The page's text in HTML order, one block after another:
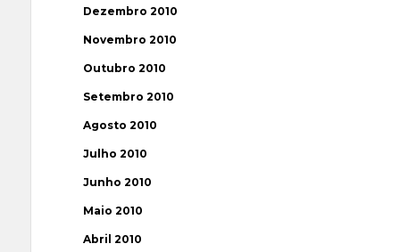
Dezembro 2010
Novembro 2010
Outubro 2010
Setembro 2010
Agosto 2010
Julho 2010
Junho 2010
Maio 2010
Abril 2010